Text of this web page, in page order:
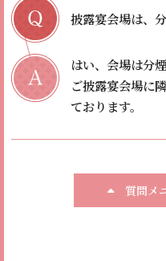
披露宴会場は、
はい、会場は分
ご披露宴会場に
ております。
質問メ